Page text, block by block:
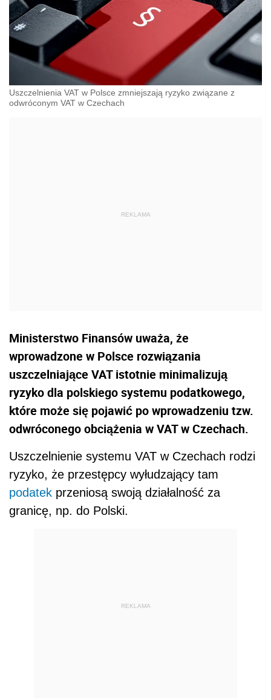
Uszczelnienia VAT w Polsce zmniejszają ryzyko związane z
odwróconym VAT w Czechach
Ministerstwo Finansów uważa, że
wprowadzone w Polsce rozwiązania
uszczelniające VAT istotnie minimalizują
ryzyko dla polskiego systemu podatkowego,
które może się pojawić po wprowadzeniu tzw.
odwróconego obciążenia w VAT w Czechach.
Uszczelnienie systemu VAT w Czechach rodzi
ryzyko, że przestępcy wyłudzający tam
podatek przeniosą swoją działalność za
granicę, np. do Polski.
REKLAMA